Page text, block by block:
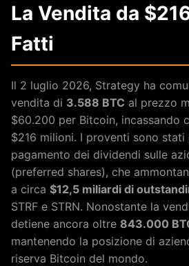
La Vendita da
Fatti
Il 2 luglio 2026, Strategy ha
vendita di 3.588 BTC al prezzo
$60.200 per Bitcoin, incassando
$216 milioni. I proventi sono stati
pagamento dei dividendi sulle
(preferred shares), che
a circa $12,5 miliardi di
STRF e STRN. Nonostante la
detiene ancora oltre 843.000
mantenendo la posizione di
riserva Bitcoin del mondo.